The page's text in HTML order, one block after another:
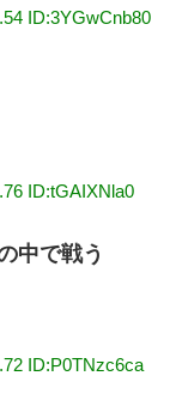
ID:3YGwCnb80
ID:tGAIXNla0
中で戦う
ID:P0TNzc6ca